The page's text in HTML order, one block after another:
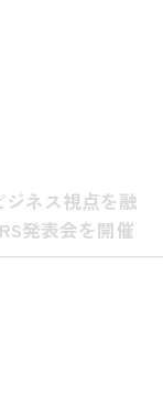
ジネス視点を融
発表会を開催